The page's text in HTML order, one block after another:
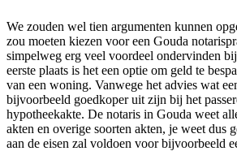
We zouden wel tien argumenten kunnen
zou moeten kiezen voor een Gouda
simpelweg erg veel voordeel ondervinden
eerste plaats is het een optie om geld te
van een woning. Vanwege het advies wat
bijvoorbeeld goedkoper uit zijn bij het
hypotheekakte. De notaris in Gouda weet
akten en overige soorten akten, je weet dus
aan de eisen zal voldoen voor bijvoorbeeld